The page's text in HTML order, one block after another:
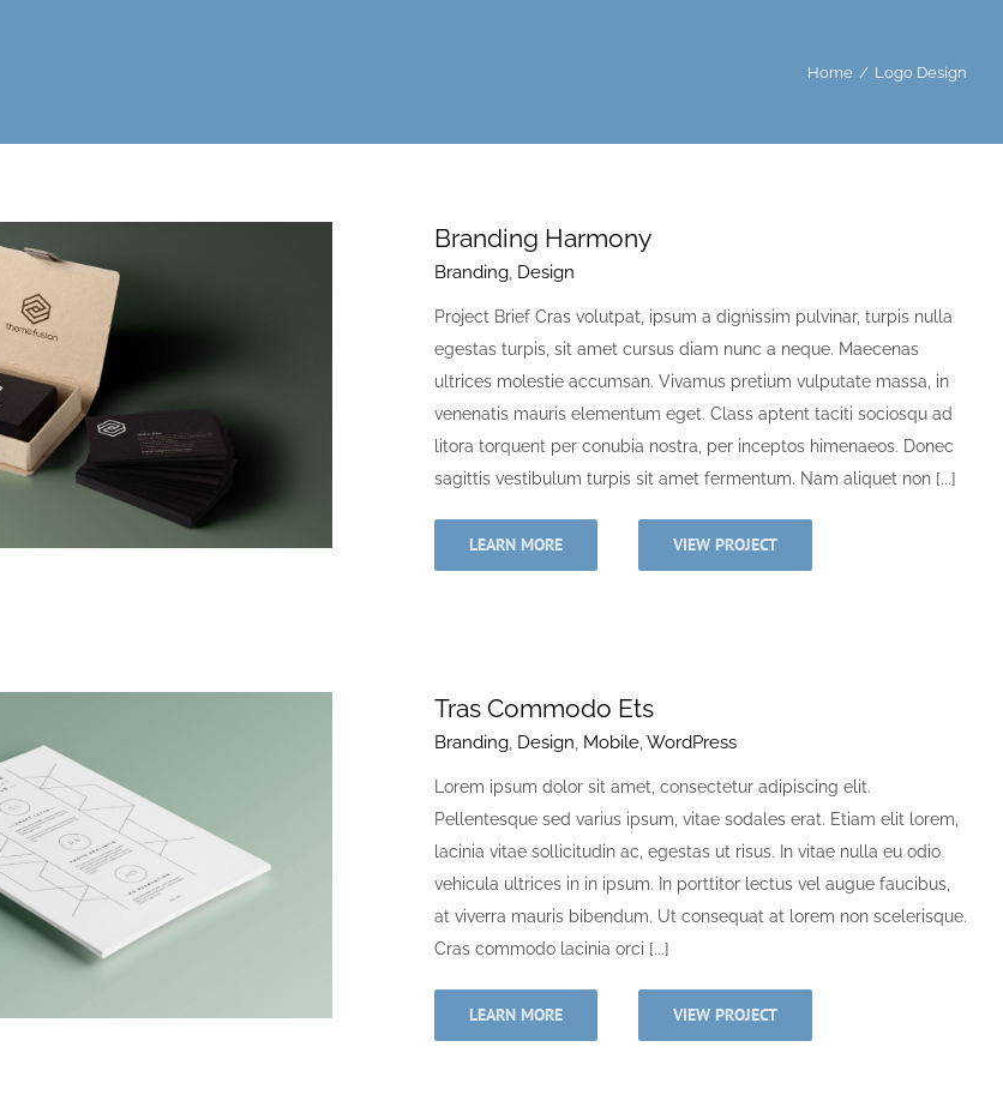
Home / Logo Design
Branding Harmony
Branding, Design
Project Brief Cras volutpat, ipsum a dignissim pulvinar, turpis nulla
egestas turpis, sit amet cursus diam nunc a neque. Maecenas
ultrices molestie accumsan. Vivamus pretium vulputate massa, in
venenatis mauris elementum eget. Class aptent taciti sociosqu ad
litora torquent per conubia nostra, per inceptos himenaeos. Donec
sagittis vestibulum turpis sit amet fermentum. Nam aliquet non [...]
LEARN MORE VIEW PROJECT
Tras Commodo Ets
Branding, Design, Mobile,WordPress
Lorem ipsum dolor sit amet, consectetur adipiscing elit.
Pellentesque sed varius ipsum, vitae sodales erat. Etiam elit lorem,
lacinia vitae sollicitudin ac, egestas ut risus. In vitae nulla eu odio
vehicula ultrices in in ipsum. In porttitor lectus vel augue faucibus,
at viverra mauris bibendum. Ut consequat at lorem non scelerisque.
Cras commodo lacinia orci [...]
LEARN MORE VIEW PROJECT